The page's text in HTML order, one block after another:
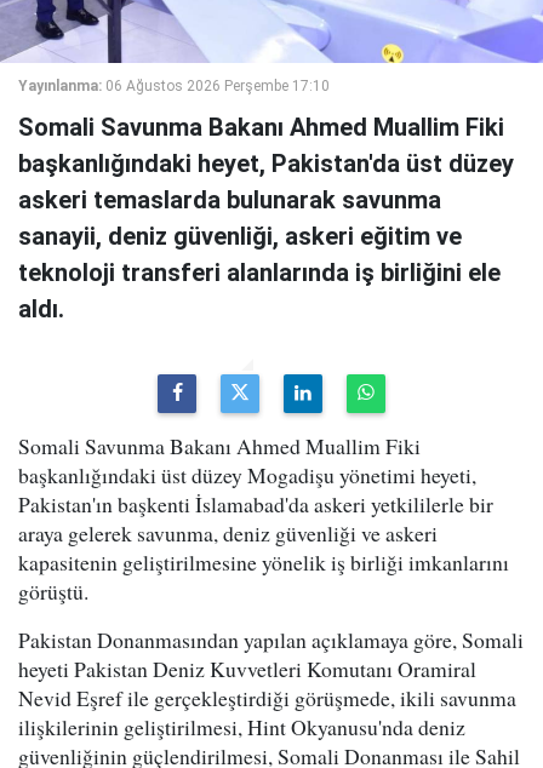
Yayınlanma: 06 Ağustos 2026 Perşembe 17:10
Somali Savunma Bakanı Ahmed Muallim Fiki
başkanlığındaki heyet, Pakistan'da üst düzey
askeri temaslarda bulunarak savunma
sanayii, deniz güvenliği, askeri eğitim ve
teknoloji transferi alanlarında iş birliğini ele
aldı.
Somali Savunma Bakanı Ahmed Muallim Fiki
başkanlığındaki üst düzey Mogadişu yönetimi heyeti,
Pakistan'ın başkenti İslamabad'da askeri yetkililerle bir
araya gelerek savunma, deniz güvenliği ve askeri
kapasitenin geliştirilmesine yönelik iş birliği imkanlarını
görüştü.
Pakistan Donanmasından yapılan açıklamaya göre, Somali
heyeti Pakistan Deniz Kuvvetleri Komutanı Oramiral
Nevid Eşref ile gerçekleştirdiği görüşmede, ikili savunma
ilişkilerinin geliştirilmesi, Hint Okyanusu'nda deniz
güvenliğinin güçlendirilmesi, Somali Donanması ile Sahil